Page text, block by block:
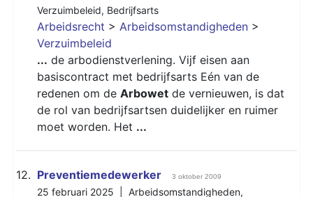
Verzuimbeleid, Bedrijfsarts
Arbeidsrecht > Arbeidsomstandigheden >
Verzuimbeleid
... de arbodienstverlening. Vijf eisen aan
basiscontract met bedrijfsarts Eén van de
redenen om de Arbowet de vernieuwen, is dat
de rol van bedrijfsartsen duidelijker en ruimer
moet worden. Het ...
12. Preventiemedewerker 3 oktober 2009
25 februari 2025 | Arbeidsomstandigheden,